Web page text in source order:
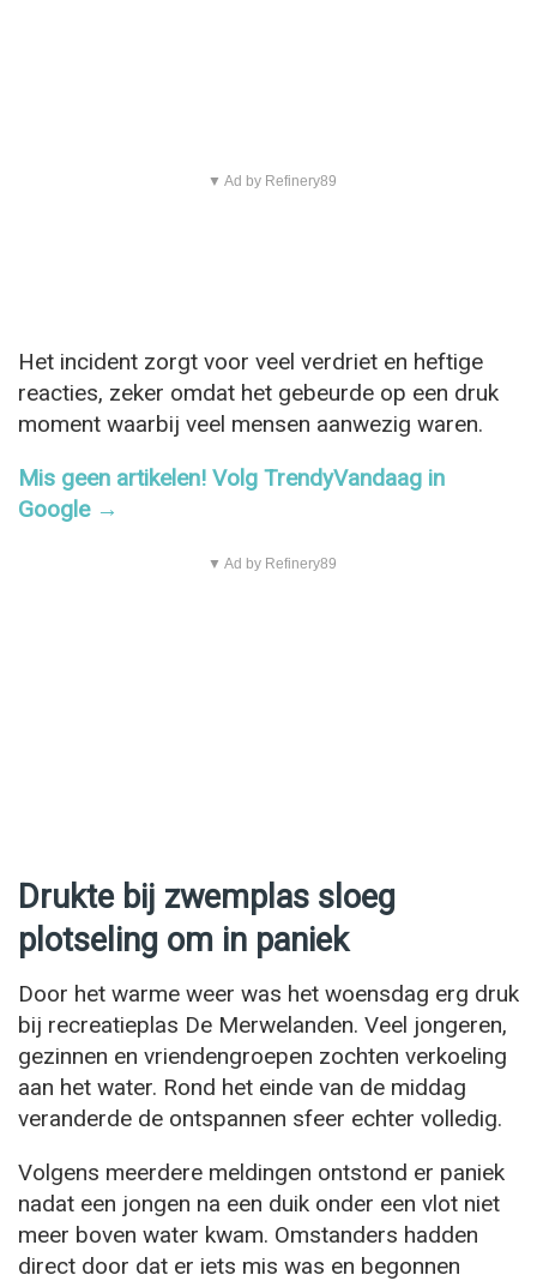
▼ Ad by Refinery89
Het incident zorgt voor veel verdriet en heftige
reacties, zeker omdat het gebeurde op een druk
moment waarbij veel mensen aanwezig waren.
Mis geen artikelen! Volg TrendyVandaag in
Google →
▼ Ad by Refinery89
Drukte bij zwemplas sloeg
plotseling om in paniek
Door het warme weer was het woensdag erg druk
bij recreatieplas De Merwelanden. Veel jongeren,
gezinnen en vriendengroepen zochten verkoeling
aan het water. Rond het einde van de middag
veranderde de ontspannen sfeer echter volledig.
Volgens meerdere meldingen ontstond er paniek
nadat een jongen na een duik onder een vlot niet
meer boven water kwam. Omstanders hadden
direct door dat er iets mis was en begonnen